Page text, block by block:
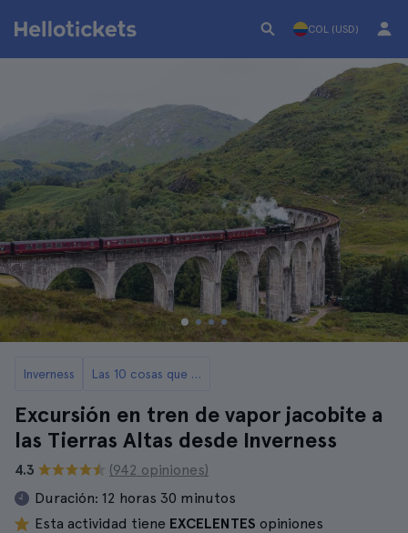
COL (USD)
Inverness Las 10 cosas que ver y hacer en Inverness
Excursión en tren de vapor jacobite a
las Tierras Altas desde Inverness
4.3
(942 opiniones)
Duración: 12 horas 30 minutos
Esta actividad tiene EXCELENTES opiniones